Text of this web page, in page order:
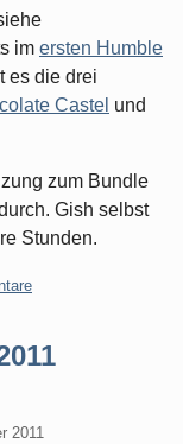
im ersten Humble
es die drei
Castel und
zum Bundle
Gish selbst
Stunden.
2011